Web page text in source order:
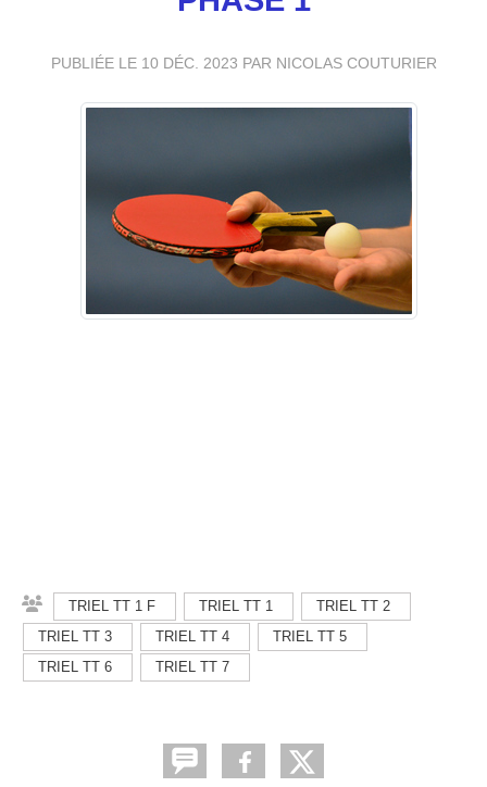
PUBLIÉE LE 10 DÉC. 2023 PAR NICOLAS COUTURIER
TRIEL TT 1 F TRIEL TT 1
TRIEL TT 2
TRIEL TT 3
TRIEL TT 4
TRIEL TT 5
TRIEL TT 6
TRIEL TT 7